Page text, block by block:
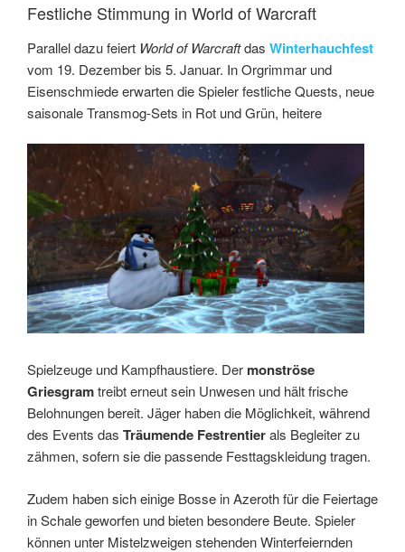
Festliche Stimmung in World of Warcraft
Parallel dazu feiert World of Warcraftdas Winterhauchfest
vom 19. Dezember bis 5. Januar. In Orgrimmar und
Eisenschmiede erwarten die Spieler festliche Quests, neue
saisonale Transmog-Sets in Rot und Grün, heitere
Spielzeuge und Kampfhaustiere. Der monströse
Griesgramtreibt erneut sein Unwesen und hält frische
Belohnungen bereit. Jäger haben die Möglichkeit, während
des Events das Träumende Festrentierals Begleiter zu
zähmen, sofern sie die passende Festtagskleidung tragen.
Zudem haben sich einige Bosse in Azeroth für die Feiertage
in Schale geworfen und bieten besondere Beute. Spieler
können unter Mistelzweigen stehenden Winterfeiernden